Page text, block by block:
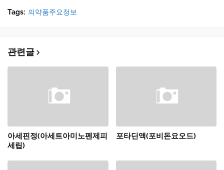
Tags: 의약품주요정보
관련글
아세핀정(아세트아미노펜제피
세립)
포타딘액(포비돈요오드)